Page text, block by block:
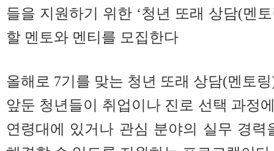
들을 지원하기 위한 ‘청년 또래 상담(멘
할 멘토와 멘티를 모집한다
올해로 7기를 맞는 청년 또래 상담(멘토
앞둔 청년들이 취업이나 진로 선택 과정
연령대에 있거나 관심 분야의 실무 경